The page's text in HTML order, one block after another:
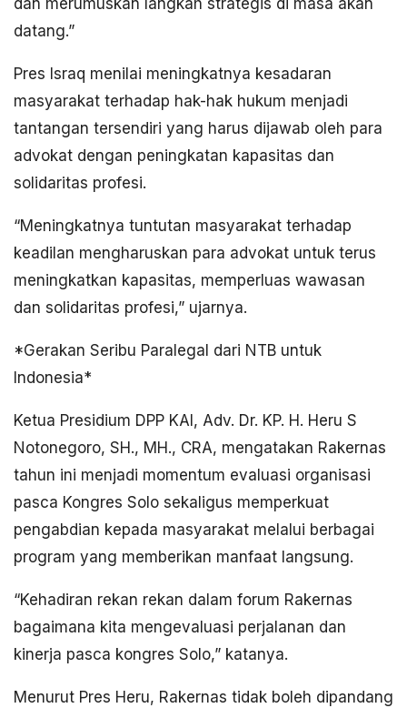
dan merumuskan langkah strategis di masa akan
datang.”
Pres Israq menilai meningkatnya kesadaran
masyarakat terhadap hak-hak hukum menjadi
tantangan tersendiri yang harus dijawab oleh para
advokat dengan peningkatan kapasitas dan
solidaritas profesi.
“Meningkatnya tuntutan masyarakat terhadap
keadilan mengharuskan para advokat untuk terus
meningkatkan kapasitas, memperluas wawasan
dan solidaritas profesi,” ujarnya.
*Gerakan Seribu Paralegal dari NTB untuk
Indonesia*
Ketua Presidium DPP KAI, Adv. Dr. KP. H. Heru S
Notonegoro, SH., MH., CRA, mengatakan Rakernas
tahun ini menjadi momentum evaluasi organisasi
pasca Kongres Solo sekaligus memperkuat
pengabdian kepada masyarakat melalui berbagai
program yang memberikan manfaat langsung.
“Kehadiran rekan rekan dalam forum Rakernas
bagaimana kita mengevaluasi perjalanan dan
kinerja pasca kongres Solo,” katanya.
Menurut Pres Heru, Rakernas tidak boleh dipandang